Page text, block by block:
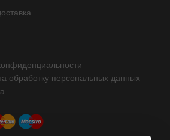
обработку персональных данных